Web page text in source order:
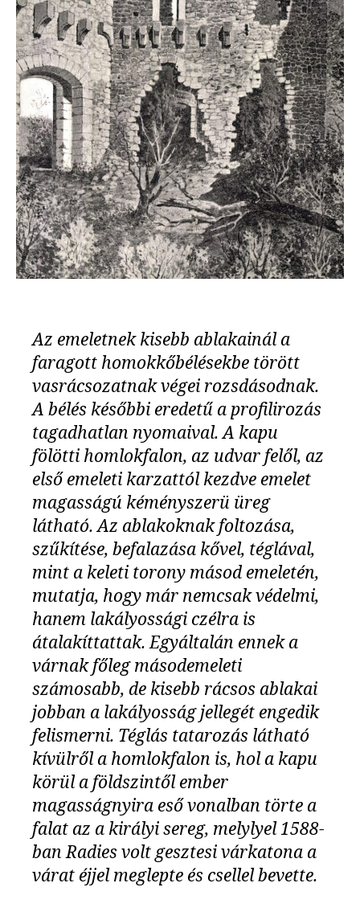
Az emeletnek kisebb ablakainál a
faragott homokkőbélésekbe törött
vasrácsozatnak végei rozsdásodnak.
A bélés későbbi eredetű a profilirozás
tagadhatlan nyomaival. A kapu
fölötti homlokfalon, az udvar felől, az
első emeleti karzattól kezdve emelet
magasságú kéményszerü üreg
látható. Az ablakoknak foltozása,
szűkítése, befalazása kővel, téglával,
mint a keleti torony másod emeletén,
mutatja, hogy már nemcsak védelmi,
hanem lakályossági czélra is
átalakíttattak. Egyáltalán ennek a
várnak főleg másodemeleti
számosabb, de kisebb rácsos ablakai
jobban a lakályosság jellegét engedik
felismerni. Téglás tatarozás látható
kívülről a homlokfalon is, hol a kapu
körül a földszintől ember
magasságnyira eső vonalban törte a
falat az a királyi sereg, melylyel 1588-
ban Radies volt gesztesi várkatona a
várat éjjel meglepte és csellel bevette.